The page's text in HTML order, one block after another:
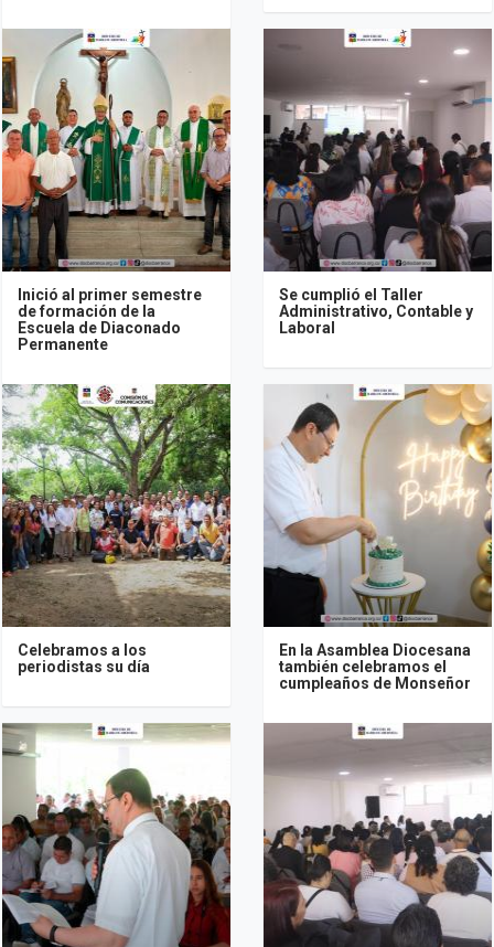
Inició al primer semestre
de formación de la
Escuela de Diaconado
Permanente
Se cumplió el Taller
Administrativo, Contable y
Laboral
Celebramos a los
periodistas su día
En la Asamblea Diocesana
también celebramos el
cumpleaños de Monseñor